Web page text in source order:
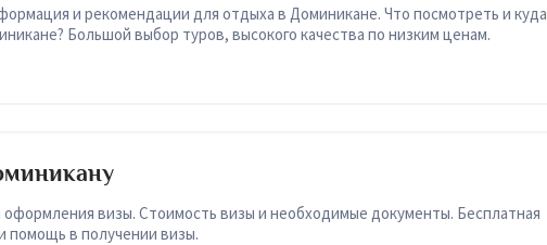
и рекомендации для отдыха в Доминикане. Что посмотреть и куда
Большой выбор туров, высокого качества по низким ценам.
визы. Стоимость визы и необходимые документы. Бесплатная
помощь в получении визы.